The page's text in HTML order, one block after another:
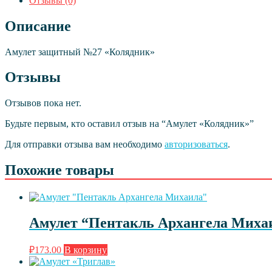
Описание
Амулет защитный №27 «Колядник»
Отзывы
Отзывов пока нет.
Будьте первым, кто оставил отзыв на “Амулет «Колядник»”
Для отправки отзыва вам необходимо авторизоваться.
Похожие товары
Амулет “Пентакль Архангела
₽173.00 В корзину